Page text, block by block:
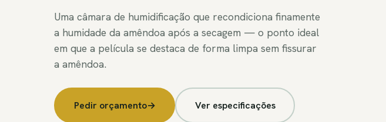
Uma câmara de humidificação que recondiciona finamente
a humidade da amêndoa após a secagem — o ponto ideal
em que a película se destaca de forma limpa sem fissurar
a amêndoa.
Pedir orçamento→ Ver especificações